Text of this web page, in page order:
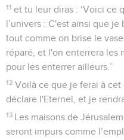
11 et tu leur diras : ‘Voici ce
l’univers : C'est ainsi que
tout comme on brise le
réparé, et l'on enterrera les
pour les enterrer ailleurs.’
12 Voilà ce que je ferai à cet
déclare l'Eternel, et je
13 Les maisons de
seront impurs comme